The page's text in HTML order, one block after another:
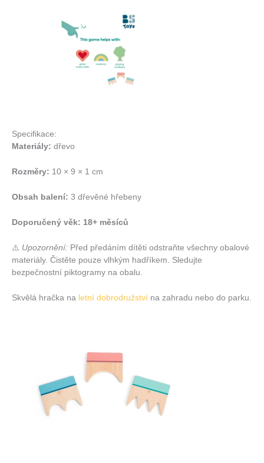
Specifikace:
Materiály: dřevo
Rozměry: 10 × 9 × 1 cm
Obsah balení: 3 dřevěné hřebeny
Doporučený věk: 18+ měsíců
⚠️ Upozornění: Před předáním dítěti odstraňte všechny obalové
materiály. Čistěte pouze vlhkým hadříkem. Sledujte
bezpečnostní piktogramy na obalu.
Skvělá hračka na letní dobrodružství na zahradu nebo do parku.